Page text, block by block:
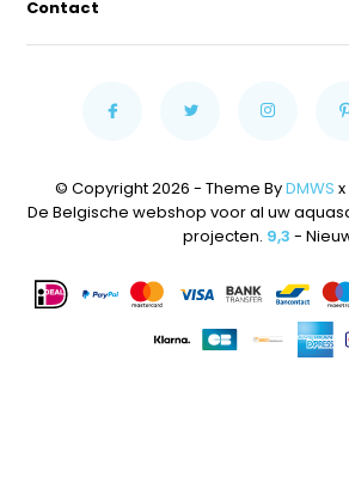
Contact
© Copyright 2026 - Theme ByDMWS x
De Belgische webshop voor al uw
projecten. 9,3 -